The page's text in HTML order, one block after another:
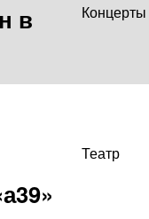
в
Концерты
Театр